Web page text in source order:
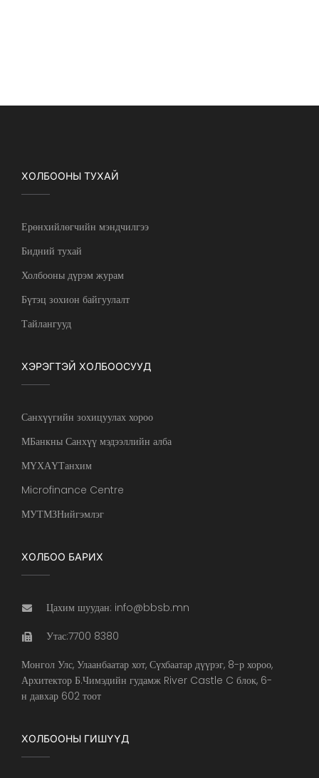
ХОЛБООНЫ ТУХАЙ
Ерөнхийлөгчийн мэндчилгээ
Бидний тухай
Холбооны дүрэм журам
Бүтэц зохион байгуулалт
Тайлангууд
ХЭРЭГТЭЙ ХОЛБООСУУД
Санхүүгийн зохицуулах хороо
МБанкны Санхүү мэдээллийн алба
МҮХАҮТанхим
Microfinance Centre
МУТМЗНийгэмлэг
ХОЛБОО БАРИХ
Цахим шуудан: info@bbsb.mn
Утас:7700 8380
Монгол Улс, Улаанбаатар хот, Сүхбаатар дүүрэг, 8-р хороо,
Архитектор Б.Чимэдийн гудамж River Castle C блок, 6-
н давхар 602 тоот
ХОЛБООНЫ ГИШҮҮД